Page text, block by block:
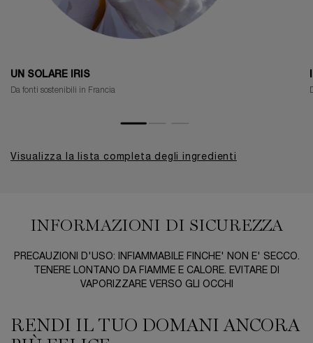
UN SOLARE IRIS
Da fonti sostenibili in Francia
Visualizza la lista completa degli ingredienti
INFORMAZIONI DI SICUREZZA
PRECAUZIONI D'USO: INFIAMMABILE FINCHE' NON E' SECCO.
TENERE LONTANO DA FIAMME E CALORE. EVITARE DI
VAPORIZZARE VERSO GLI OCCHI
RENDI IL TUO DOMANI ANCORA PIÙ FELICE
RENDI IL TUO DOMANI ANCORA